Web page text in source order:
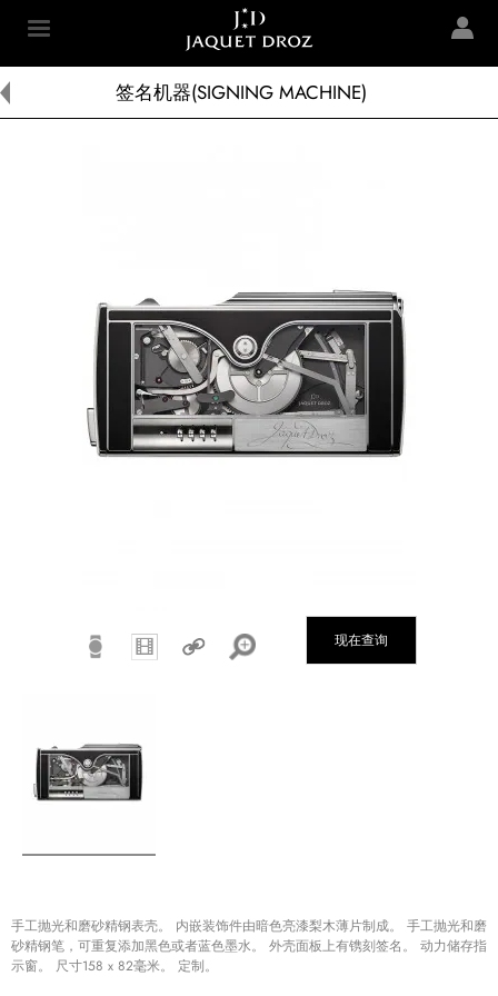
content
Jaquet Droz
签名机器(SIGNING MACHINE)
现在查询
手工抛光和磨砂精钢表壳。 内嵌装饰件由暗色亮漆梨木薄片制成。 手工抛光和磨
砂精钢笔，可重复添加黑色或者蓝色墨水。 外壳面板上有镌刻签名。 动力储存指
示窗。 尺寸158 x 82毫米。 定制。